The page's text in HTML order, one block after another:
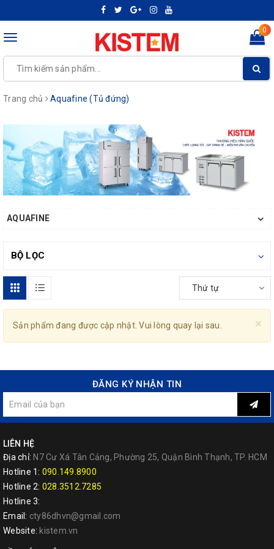
Toggle
0
Trang chủ Aquafine (Tủ đứng)
AQUAFINE
BỘ LỌC
Thứ tự
×
Sản phẩm đang được cập nhật. Vui lòng quay lại sau.
ĐĂNG KÝ NHẬN TIN
LIÊN HỆ
Địa chỉ: N7 Cư Xá Tân Cảng, Phường 25, Quận Bình Thạnh, TP. HCM
Hotline 1: 090.149.8900
Hotline 2: 028.3512.7285
Hotline 3:
Email: cty86dhvn@gmail.com
Website: kistem.vn